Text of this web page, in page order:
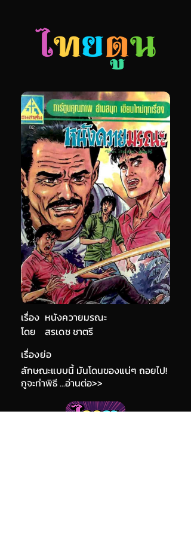
เรื่อง หนังควายมรณะ
สรเดช ชาตรี
โดย
เรื่องย่อ
ลักษณะแบบนี้ มันโดนของแน่ๆ ถอยไป!
กูจะทำพิธี ...อ่านต่อ>>